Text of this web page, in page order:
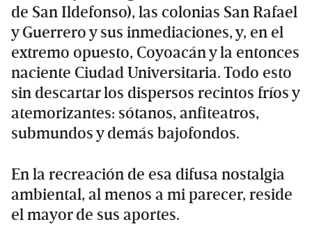
de San Ildefonso), las colonias San Rafael
y Guerrero y sus inmediaciones, y, en el
extremo opuesto, Coyoacán y la entonces
naciente Ciudad Universitaria. Todo esto
sin descartar los dispersos recintos fríos y
atemorizantes: sótanos, anfiteatros,
submundos y demás bajofondos.
En la recreación de esa difusa nostalgia
ambiental, al menos a mi parecer, reside
el mayor de sus aportes.